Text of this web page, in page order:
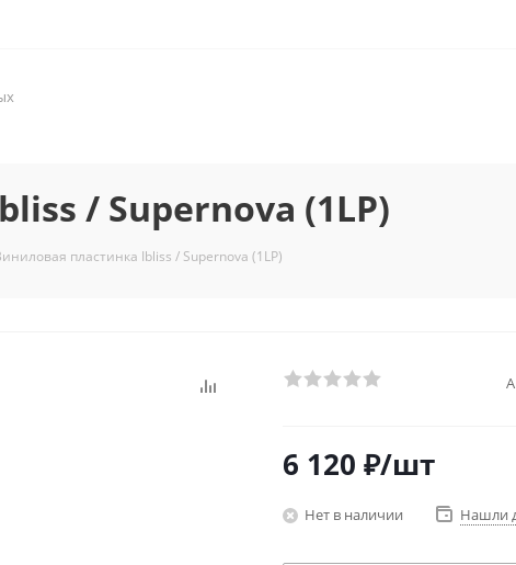
/ Supernova (1LP)
пластинка Ibliss / Supernova (1LP)
6 120 ₽/шт
Нет в наличии Нашли